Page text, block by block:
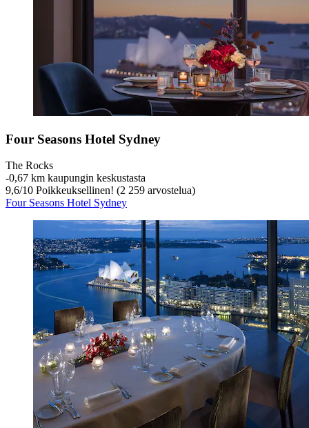
Four Seasons Hotel Sydney
The Rocks
‐0,67 km kaupungin keskustasta
9,6/10 Poikkeuksellinen! (2 259 arvostelua)
Four Seasons Hotel Sydney